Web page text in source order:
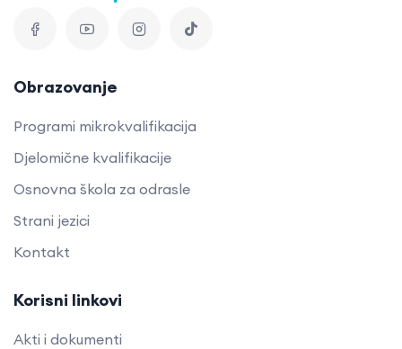
Obrazovanje
Programi mikrokvalifikacija
Djelomične kvalifikacije
Osnovna škola za odrasle
Strani jezici
Kontakt
Korisni linkovi
Akti i dokumenti